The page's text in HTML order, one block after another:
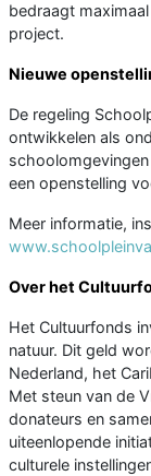
bedraagt
project.
Nieuwe
De regeling
ontwikkelen als
een openstelling
Meer informatie,
Over het
Het Cultuurfonds
natuur. Dit geld
Nederland, het
Met steun van de
donateurs en
uiteenlopende
culturele